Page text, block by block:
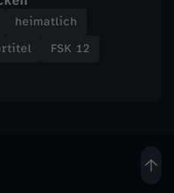
heimatlich
FSK 12